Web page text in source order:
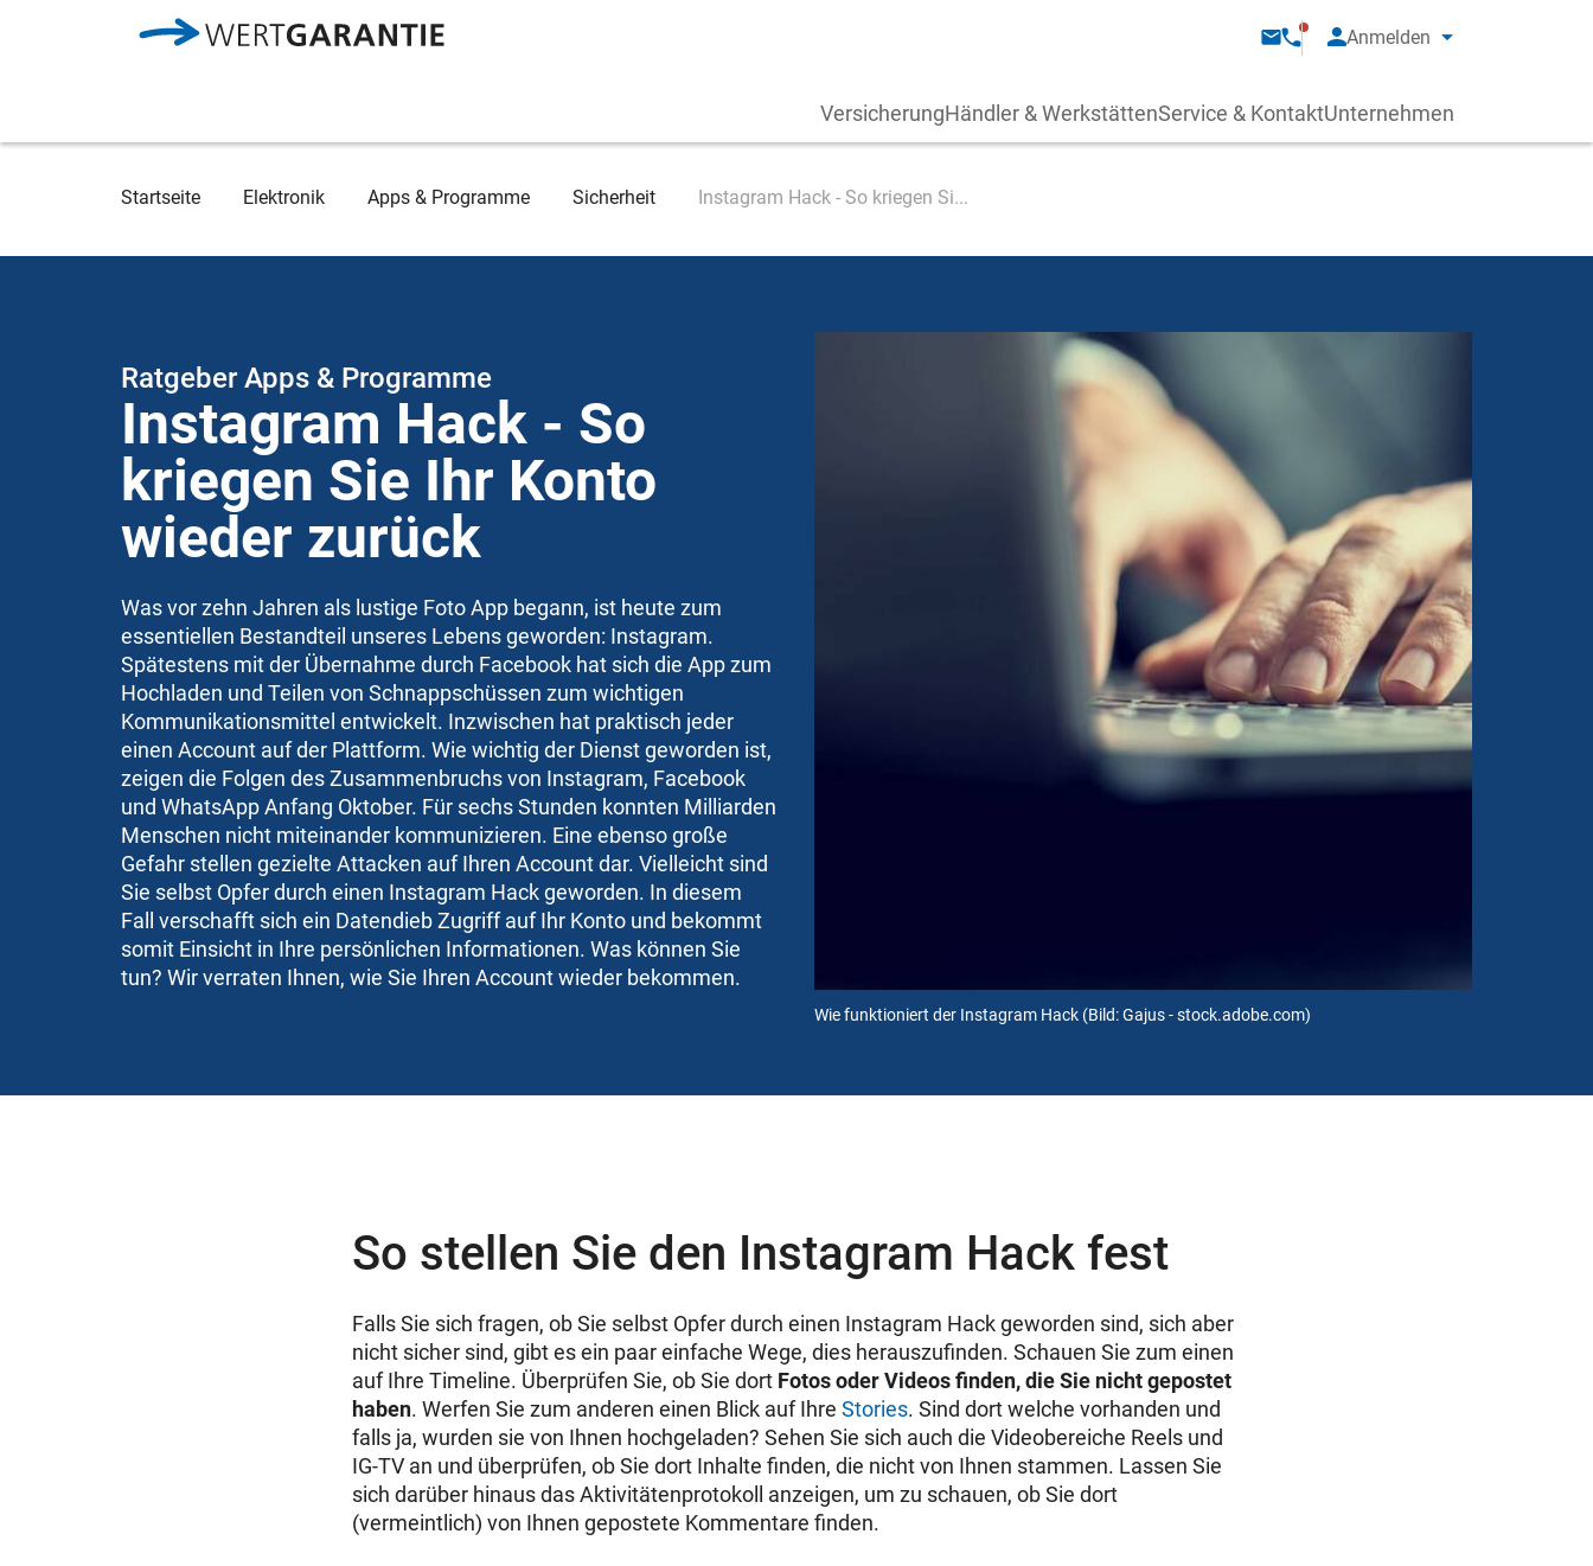
Anmelden
VersicherungHändler & WerkstättenService & KontaktUnternehmen
Breadcrumb
Startseite Elektronik Apps & Programme Sicherheit Instagram Hack - So kriegen Si...
Wie funktioniert der Instagram Hack (Bild: Gajus - stock.adobe.com)
Ratgeber Apps & Programme
Instagram Hack - So
kriegen Sie Ihr Konto
wieder zurück
Was vor zehn Jahren als lustige Foto App begann, ist heute zum
essentiellen Bestandteil unseres Lebens geworden: Instagram.
Spätestens mit der Übernahme durch Facebook hat sich die App zum
Hochladen und Teilen von Schnappschüssen zum wichtigen
Kommunikationsmittel entwickelt. Inzwischen hat praktisch jeder
einen Account auf der Plattform. Wie wichtig der Dienst geworden ist,
zeigen die Folgen des Zusammenbruchs von Instagram, Facebook
und WhatsApp Anfang Oktober. Für sechs Stunden konnten Milliarden
Menschen nicht miteinander kommunizieren. Eine ebenso große
Gefahr stellen gezielte Attacken auf Ihren Account dar. Vielleicht sind
Sie selbst Opfer durch einen Instagram Hack geworden. In diesem
Fall verschafft sich ein Datendieb Zugriff auf Ihr Konto und bekommt
somit Einsicht in Ihre persönlichen Informationen. Was können Sie
tun? Wir verraten Ihnen, wie Sie Ihren Account wieder bekommen.
So stellen Sie den Instagram Hack fest
Falls Sie sich fragen, ob Sie selbst Opfer durch einen Instagram Hack geworden sind, sich aber
nicht sicher sind, gibt es ein paar einfache Wege, dies herauszufinden. Schauen Sie zum einen
auf Ihre Timeline. Überprüfen Sie, ob Sie dort Fotos oder Videos finden, die Sie nicht gepostet
haben. Werfen Sie zum anderen einen Blick auf Ihre Stories. Sind dort welche vorhanden und
falls ja, wurden sie von Ihnen hochgeladen? Sehen Sie sich auch die Videobereiche Reels und
IG-TV an und überprüfen, ob Sie dort Inhalte finden, die nicht von Ihnen stammen. Lassen Sie
sich darüber hinaus das Aktivitätenprotokoll anzeigen, um zu schauen, ob Sie dort
(vermeintlich) von Ihnen gepostete Kommentare finden.